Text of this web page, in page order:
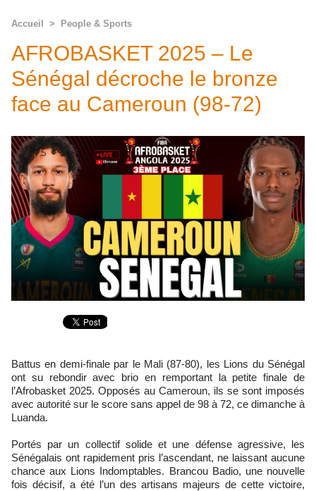
Accueil > People & Sports
AFROBASKET 2025 – Le
Sénégal décroche le bronze
face au Cameroun (98-72)
Battus en demi-finale par le Mali (87-80), les Lions du Sénégal
ont su rebondir avec brio en remportant la petite finale de
l’Afrobasket 2025. Opposés au Cameroun, ils se sont imposés
avec autorité sur le score sans appel de 98 à 72, ce dimanche à
Luanda.
Portés par un collectif solide et une défense agressive, les
Sénégalais ont rapidement pris l’ascendant, ne laissant aucune
chance aux Lions Indomptables. Brancou Badio, une nouvelle
fois décisif, a été l’un des artisans majeurs de cette victoire,